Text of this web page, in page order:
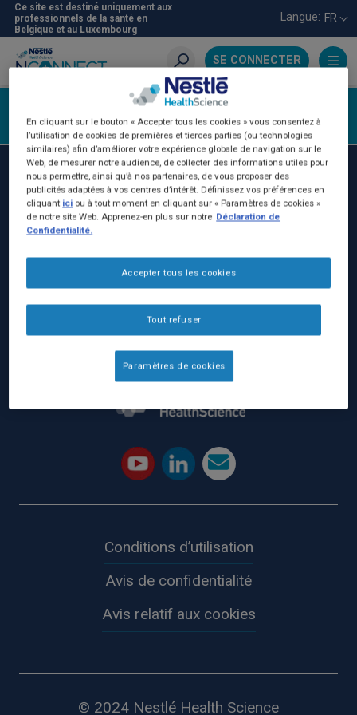
Aller
au
contenu
principal
Ce site est destiné uniquement aux
professionnels de la santé en
Belgique et au Luxembourg
Langue: FR
SE CONNECTER
Se connecter
Nestlé Health Science Belgilux
Nestlé Belgilux NV:
Rue de Birmingham 221
1070 Bruxelles - Belgique
BE: 0402.231.383
+32 (0)25295230
Conditions d’utilisation
Avis de confidentialité
Avis relatif aux cookies
© 2024 Nestlé Health Science
En cliquant sur le bouton « Accepter tous les cookies » vous consentez à
l’utilisation de cookies de premières et tierces parties (ou technologies
similaires) afin d’améliorer votre expérience globale de navigation sur le
Web, de mesurer notre audience, de collecter des informations utiles pour
nous permettre, ainsi qu’à nos partenaires, de vous proposer des
publicités adaptées à vos centres d’intérêt. Définissez vos préférences en
cliquant ici ou à tout moment en cliquant sur « Paramètres de cookies »
de notre site Web. Apprenez-en plus sur notre Déclaration de
Confidentialité.
Tout refuser
Accepter tous les cookies
Paramètres de cookies